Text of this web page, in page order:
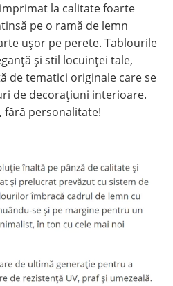
imprimat la calitate foarte
pe o ramă de lemn
ușor pe perete. Tablourile
și stil locuinței tale,
de tematici originale care se
de decorațiuni interioare.
fără personalitate!